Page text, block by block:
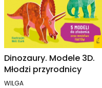
Dinozaury. Modele 3D.
Młodzi przyrodnicy
PRODUCENT
WILGA